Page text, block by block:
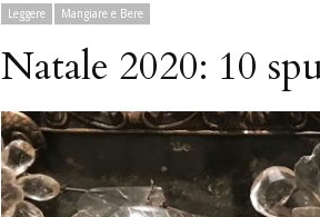
Leggere Mangiare e Bere
Natale 2020: 10